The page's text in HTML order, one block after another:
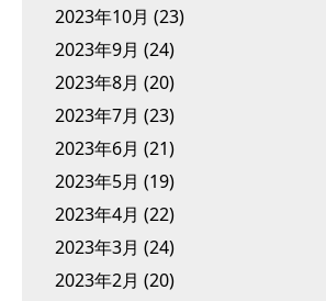
2023年10月 (23)
2023年9月 (24)
2023年8月 (20)
2023年7月 (23)
2023年6月 (21)
2023年5月 (19)
2023年4月 (22)
2023年3月 (24)
2023年2月 (20)